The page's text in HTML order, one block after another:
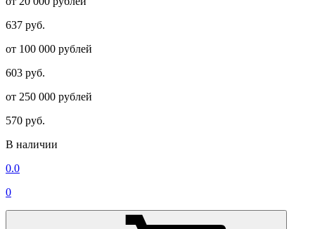
637 руб.
от 100 000 рублей
603 руб.
от 250 000 рублей
570 руб.
В наличии
0.0
0